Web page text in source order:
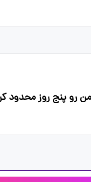
رو پنج روز محدود